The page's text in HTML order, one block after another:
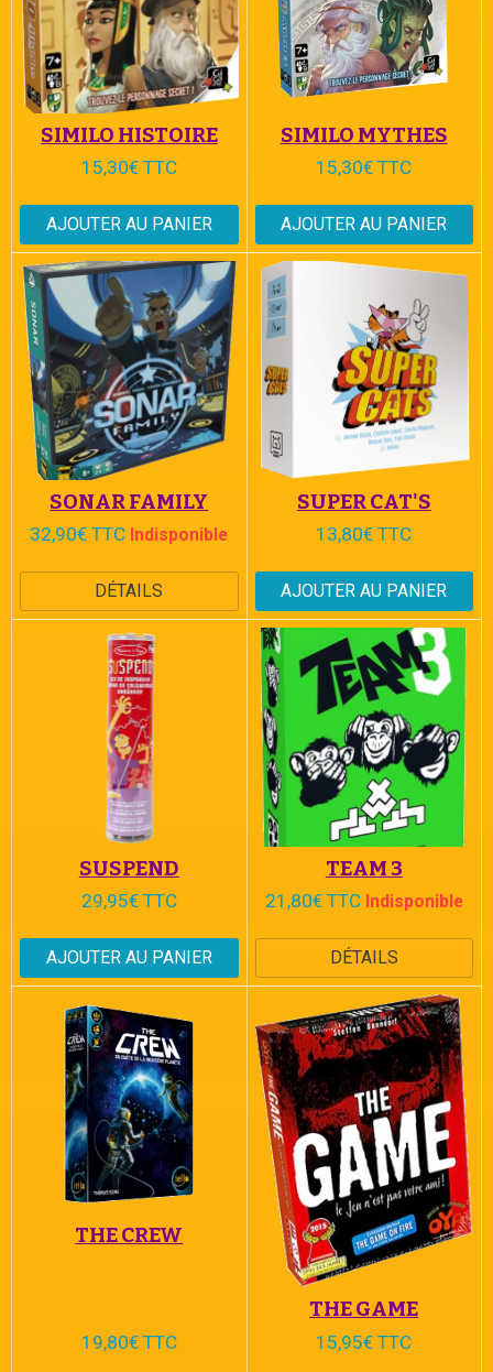
SIMILO HISTOIRE
15,30€ TTC
AJOUTER AU PANIER
SIMILO MYTHES
15,30€ TTC
AJOUTER AU PANIER
SONAR FAMILY
32,90€ TTC Indisponible
DÉTAILS
SUPER CAT'S
13,80€ TTC
AJOUTER AU PANIER
SUSPEND
29,95€ TTC
AJOUTER AU PANIER
TEAM 3
21,80€ TTC Indisponible
DÉTAILS
THE CREW
19,80€ TTC
THE GAME
15,95€ TTC